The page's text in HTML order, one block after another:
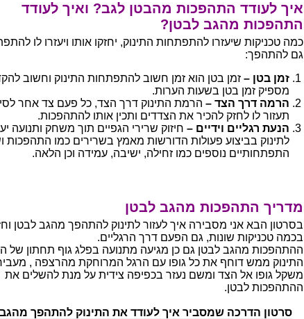
איך לעודד התהפכות מהבטן לגב? ואיך לעודד
התהפכות מהגב לבטן?
כמה טכניקות שיעזרו להתפתחות התינוק, יחזקו אותו ויעזרו לו
גם להתהפך:
זמן בטן – זמן בטן הוא זמן חשוב להתפתחות התינוק וחשוב
מספיק זמן בטן בשעות הערות.
הרמה דרך הצד – הרמת התינוק דרך הצד, כל פעם צד אחר
תעזור לו לחזק להכיר את הצדדים ותכין אותו להתהפכות.
הנעת רגליים וידיים – חיזוק שרירי הגפיים תוך משחק ותנועה
לתינוק בביצוע פעולות הדורשות מאמץ בשרירים כמו התהפכות
התפתחותיים נוספים כמו זחילה, ישיבה, עמידה וכן הלאה.
מדריך התהפכות מהגב לבטן
בסרטון הבא אני מסבירה איך לעזור לתינוק להתהפך מהגב לבטן
בכמה טכניקות שונות, גם הפעם דרך הרגליים.
ההתהפכות מהגב לבטן גם כן מגיעה מתנועה בפלג גוף תחתון של
התינוק ממש דוחף את כל גופו עם הרגל המרוחקת מהרצפה ,
משקל גופו אל הצד ומשם נעזר בכפיפה צידית על מנת להשלים את
ההתהפכות לבטן.
סרטון הדרכה שמסביר איך לעודד את התינוק להתהפך